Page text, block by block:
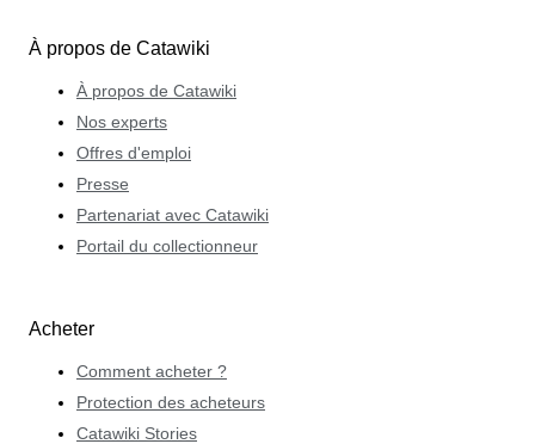
À propos de Catawiki
À propos de Catawiki
Nos experts
Offres d'emploi
Presse
Partenariat avec Catawiki
Portail du collectionneur
Acheter
Comment acheter ?
Protection des acheteurs
Catawiki Stories